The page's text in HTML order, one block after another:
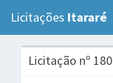
Licitações Itararé
Licitação nº 180